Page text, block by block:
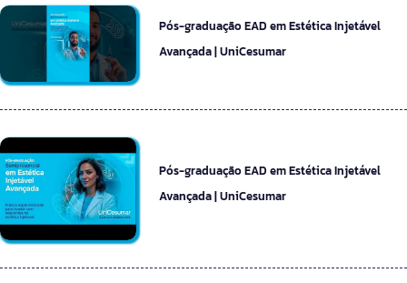
Pós-graduação EAD em Estética Injetável
Avançada | UniCesumar
Pós-graduação EAD em Estética Injetável
Avançada | UniCesumar